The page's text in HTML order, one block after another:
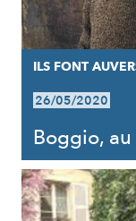
ILS FONT
26/05/2020
Boggio,